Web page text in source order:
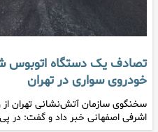
خودروی سواری در تهران
سخنگوی سازمان آتش‌نشانی تهران
اشرفی اصفهانی خبر داد و گفت: در